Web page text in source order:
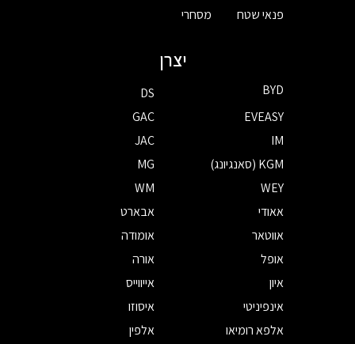
פנאי שטח
מסחרי
יצרן
BYD
DS
EVEASY
GAC
IM
JAC
KGM (סאנגיונג)
MG
WEY
WM
אאודי
אבארט
אווטאר
אומודה
אופל
אורה
איון
אייווייס
אינפיניטי
איסוזו
אלפא רומיאו
אלפין